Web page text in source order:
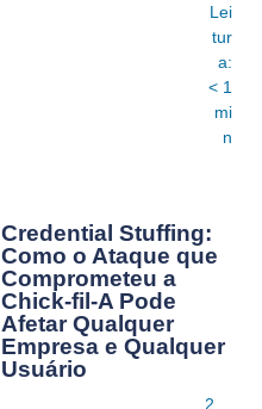
Lei
tur
a:
< 1
mi
n
Credential Stuffing:
Como o Ataque que
Comprometeu a
Chick-fil-A Pode
Afetar Qualquer
Empresa e Qualquer
Usuário
2